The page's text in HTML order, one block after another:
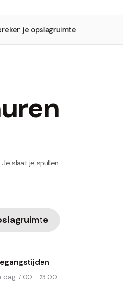
je opslagruimte
slaat je spullen
dag: 7:00 – 23:00